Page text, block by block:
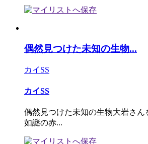
偶然見つけた未知の生物...
カイSS
カイSS
偶然見つけた未知の生物大岩さん
如謎の赤...